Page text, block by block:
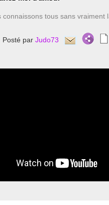
connaissons tous sans vraiment
Posté par Judo73